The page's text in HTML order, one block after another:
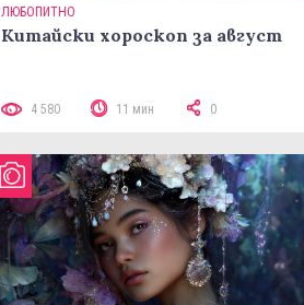
ЛЮБОПИТНО
Китайски хороскоп за август
4 580 11 мин 0